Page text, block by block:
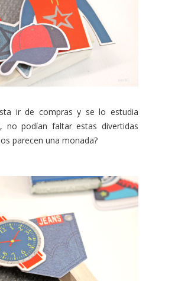
ir de compras y se lo estudia
no podían faltar estas divertidas
parecen una monada?